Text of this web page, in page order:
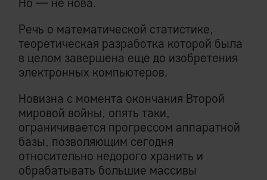
Речь о математической статистике,
теоретическая разработка которой была
в целом завершена еще до изобретения
электронных компьютеров.
Новизна с момента окончания Второй
мировой войны, опять таки,
ограничивается прогрессом аппаратной
базы, позволяющим сегодня
относительно недорого хранить и
обрабатывать большие массивы